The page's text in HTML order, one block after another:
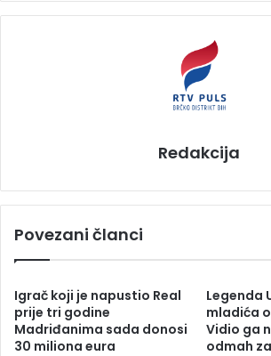
Redakcija
Povezani članci
Igrač koji je napustio Real
prije tri godine
Madriđanima sada donosi
30 miliona eura
Legenda
mladića
Vidio ga
odmah